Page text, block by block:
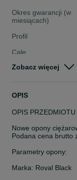
Okres gwarancji (w
miesiącach)
Profil
Cale
Stan
Pojazd
Szerokość
Zobacz więcej
OPIS
OPIS PRZEDMIOTU
Nowe opony
Podana cena brutto
Parametry opony:
Marka: Royal Black